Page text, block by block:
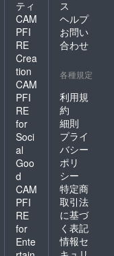
ティ
CAM
PFI
RE
Crea
tion
CAM
PFI
RE
for
Soci
al
Goo
d
CAM
PFI
RE
for
Ente
ス
ヘルプ
お問い
合わせ
各種規定
利用規
約
細則
プライ
バシー
ポリ
シー
特定商
取引法
に基づ
く表記
情報セ